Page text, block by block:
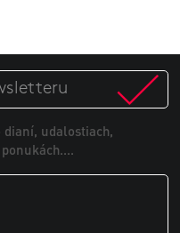
dianí, udalostiach,